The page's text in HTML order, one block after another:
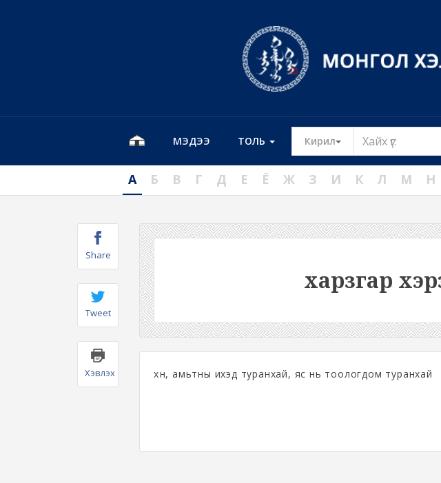
МЭДЭЭ ТОЛЬ Кирил Toggle Dropdown
А Б В Г Д Е Ё Ж З И К Л М Н
Share
Tweet
Хэвлэх
харзгар
хүн, амьтны ихэд туранхай, яс нь тоологдом туранхай